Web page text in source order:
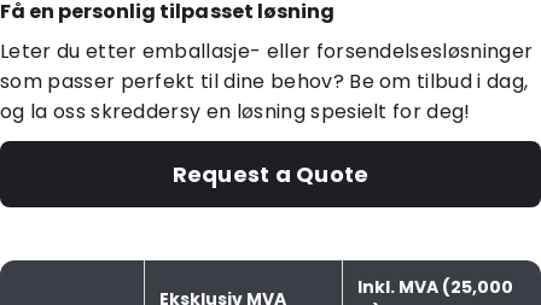
Få en personlig tilpasset løsning
Leter du etter emballasje- eller forsendelsesløsninger
som passer perfekt til dine behov? Be om tilbud i dag,
og la oss skreddersy en løsning spesielt for deg!
Request a Quote
Eksklusiv MVA
Inkl. MVA (25,000